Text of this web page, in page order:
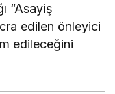
“Asayiş
edilen önleyici
edileceğini